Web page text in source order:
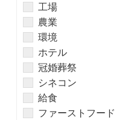
工場
農業
環境
ホテル
冠婚葬祭
シネコン
給食
ファーストフード